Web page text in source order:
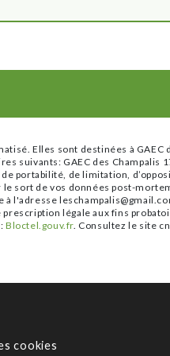
Elles sont destinées à GAEC
suivants: GAEC des Champalis
portabilité, de limitation,
sort de vos données post-
l'adresse
légale aux fins
Bloctel.gouv.fr . Consultez le site
cookies